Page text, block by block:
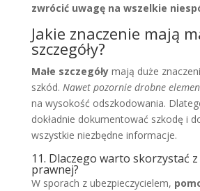
zwrócić uwagę na wszelkie
Jakie znaczenie mają
szczegóły?
Małe szczegółymają duże
szkód. Nawet pozornie drobne
na wysokość odszkodowania.
dokładnie dokumentować szkodę i
wszystkie niezbędne informacje.
11. Dlaczego warto skorzystać
prawnej?
W sporach z ubezpieczycielem,